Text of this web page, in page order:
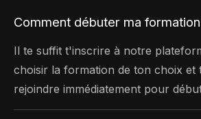
Comment débuter ma
Il te suffit t'inscrire à notre
choisir la formation de ton choix et
rejoindre immédiatement pour